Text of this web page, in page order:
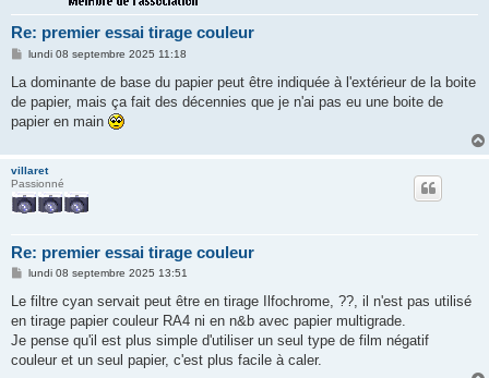
Re: premier essai tirage couleur
M
s
a
g
e
lundi 08 septembre 2025 11:18
La dominante de base du papier peut être indiquée à l'extérieur de la boite
de papier, mais ça fait des décennies que je n'ai pas eu une boite de
papier en main
villaret
Passionné
Re: premier essai tirage couleur
M
s
a
g
lundi 08 septembre 2025 13:51
Le filtre cyan servait peut être en tirage Ilfochrome, ??, il n'est pas utilisé
en tirage papier couleur RA4 ni en n&b avec papier multigrade.
Je pense qu'il est plus simple d'utiliser un seul type de film négatif
couleur et un seul papier, c'est plus facile à caler.